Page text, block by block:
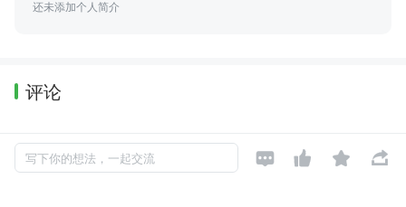
还未添加个人简介
评论
暂无评论
写下你的想法，一起交流    